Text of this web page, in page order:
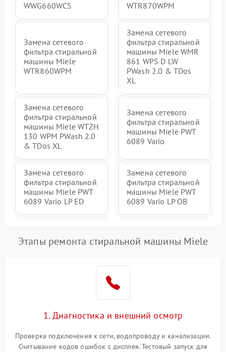
WWG660WCS
WTR870WPM
Замена сетевого
фильтра стиральной
машины Miele
WTR860WPM
Замена сетевого
фильтра стиральной
машины Miele WMR
861 WPS D LW
PWash 2.0 & TDos
XL
Замена сетевого
фильтра стиральной
машины Miele WTZH
130 WPM PWash 2.0
& TDos XL
Замена сетевого
фильтра стиральной
машины Miele PWT
6089 Vario
Замена сетевого
фильтра стиральной
машины Miele PWT
6089 Vario LP ED
Замена сетевого
фильтра стиральной
машины Miele PWT
6089 Vario LP OB
Этапы ремонта стиральной машины Miele
1. Диагностика и внешний осмотр
Проверка подключения к сети, водопроводу и канализации.
Считывание кодов ошибок с дисплея. Тестовый запуск для